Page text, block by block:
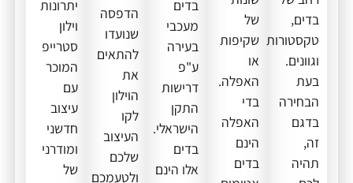
בדים,
טקסטורות
וגוונים.
בעת
הבחירה
בדגם
זה,
תהיה
של
שקיפות
או
האפלה.
בדי
האפלה
הינם
בדים
בדים
מעכבי
בעירה
ע"פ
דרישות
התקן
הישראלי.
בדים
אלו הינם
הדפסה
שנועדו
להתאים
את
הוילון
לקו
העיצוב
שלכם
ולטעמכם
יתרונות
וילון
סטרייפ
המוכר
עם
עיצוב
חדשני
ומודרני
של